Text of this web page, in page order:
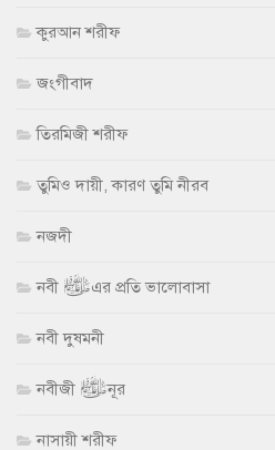
কুরআন শরীফ
জংগীবাদ
তিরমিজী শরীফ
তুমিও দায়ী, কারণ তুমি নীরব
নজদী
নবী ﷺ এর প্রতি ভালোবাসা
নবী দুষমনী
নবীজী ﷺ নূর
নাসায়ী শরীফ